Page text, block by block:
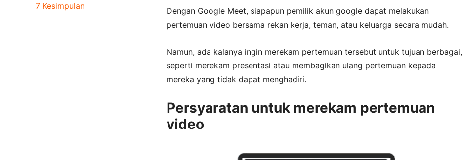
Dengan Google Meet, siapapun pemilik akun google dapat melakukan
pertemuan video bersama rekan kerja, teman, atau keluarga secara mudah.
Namun, ada kalanya ingin merekam pertemuan tersebut untuk tujuan berbagai,
seperti merekam presentasi atau membagikan ulang pertemuan kepada
mereka yang tidak dapat menghadiri.
Persyaratan untuk merekam pertemuan
video
7 Kesimpulan